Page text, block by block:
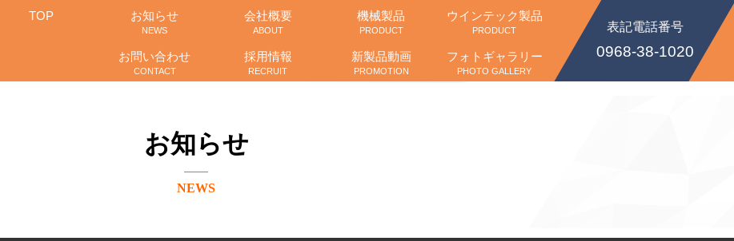
TOP お知らせ
NEWS
会社概要
ABOUT
機械製品
PRODUCT
ウインテック製品
PRODUCT
お問い合わせ
CONTACT
表記電話番号
0968-38-1020
採用情報
RECRUIT
新製品動画
PROMOTION
フォトギャラリー
PHOTO GALLERY
お知らせ
NEWS